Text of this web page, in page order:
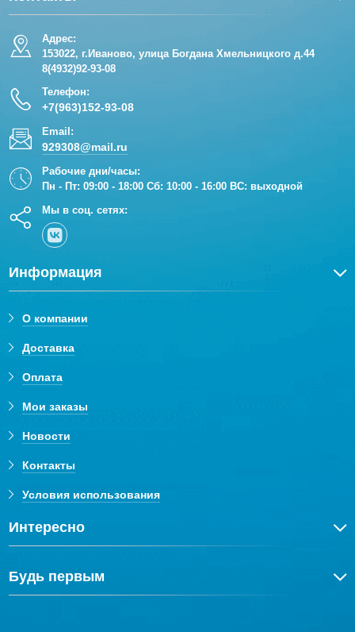
Адрес:
153022, г.Иваново, улица Богдана Хмельницкого д.44
8(4932)92-93-08
Телефон:
+7(963)152-93-08
Email:
929308@mail.ru
Рабочие дни/часы:
Пн - Пт: 09:00 - 18:00 Сб: 10:00 - 16:00 ВС: выходной
Мы в соц. сетях:
Информация
О компании
Доставка
Оплата
Мои заказы
Новости
Контакты
Условия использования
Интересно
Будь первым